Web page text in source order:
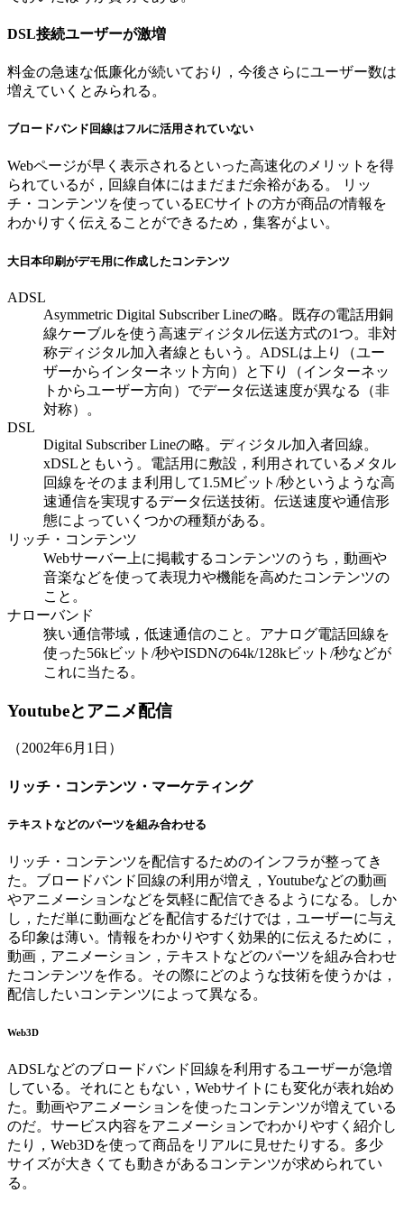
DSL接続ユーザーが激増
料金の急速な低廉化が続いており，今後さらにユーザー数は
増えていくとみられる。
ブロードバンド回線はフルに活用されていない
Webページが早く表示されるといった高速化のメリットを得
られているが，回線自体にはまだまだ余裕がある。 リッ
チ・コンテンツを使っているECサイトの方が商品の情報を
わかりすく伝えることができるため，集客がよい。
大日本印刷がデモ用に作成したコンテンツ
ADSL
Asymmetric Digital Subscriber Lineの略。既存の電話用銅
線ケーブルを使う高速ディジタル伝送方式の1つ。非対
称ディジタル加入者線ともいう。ADSLは上り（ユー
ザーからインターネット方向）と下り（インターネッ
トからユーザー方向）でデータ伝送速度が異なる（非
対称）。
DSL
Digital Subscriber Lineの略。ディジタル加入者回線。
xDSLともいう。電話用に敷設，利用されているメタル
回線をそのまま利用して1.5Mビット/秒というような高
速通信を実現するデータ伝送技術。伝送速度や通信形
態によっていくつかの種類がある。
リッチ・コンテンツ
Webサーバー上に掲載するコンテンツのうち，動画や
音楽などを使って表現力や機能を高めたコンテンツの
こと。
ナローバンド
狭い通信帯域，低速通信のこと。アナログ電話回線を
使った56kビット/秒やISDNの64k/128kビット/秒などが
これに当たる。
Youtubeとアニメ配信
（2002年6月1日）
リッチ・コンテンツ・マーケティング
テキストなどのパーツを組み合わせる
リッチ・コンテンツを配信するためのインフラが整ってき
た。ブロードバンド回線の利用が増え，Youtubeなどの動画
やアニメーションなどを気軽に配信できるようになる。しか
し，ただ単に動画などを配信するだけでは，ユーザーに与え
る印象は薄い。情報をわかりやすく効果的に伝えるために，
動画，アニメーション，テキストなどのパーツを組み合わせ
たコンテンツを作る。その際にどのような技術を使うかは，
配信したいコンテンツによって異なる。
Web3D
ADSLなどのブロードバンド回線を利用するユーザーが急増
している。それにともない，Webサイトにも変化が表れ始め
た。動画やアニメーションを使ったコンテンツが増えている
のだ。サービス内容をアニメーションでわかりやすく紹介し
たり，Web3Dを使って商品をリアルに見せたりする。多少
サイズが大きくても動きがあるコンテンツが求められてい
る。